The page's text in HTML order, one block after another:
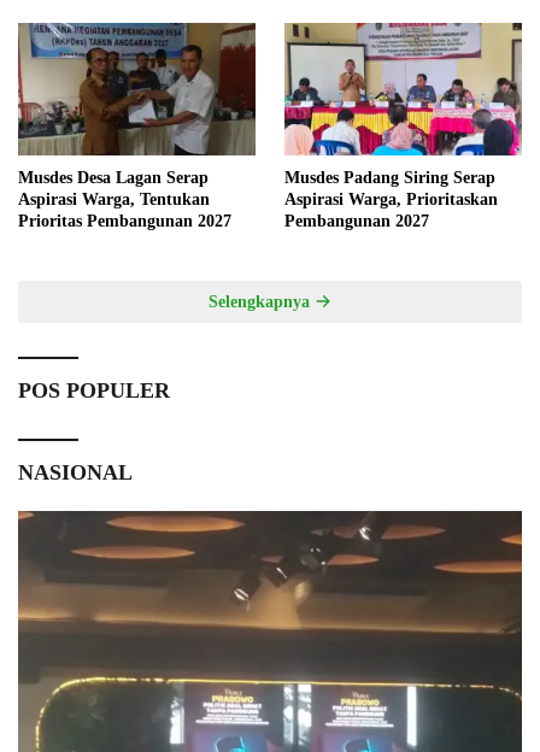
Musdes Desa Lagan Serap
Aspirasi Warga, Tentukan
Prioritas Pembangunan 2027
Musdes Padang Siring Serap
Aspirasi Warga, Prioritaskan
Pembangunan 2027
Selengkapnya
POS POPULER
NASIONAL